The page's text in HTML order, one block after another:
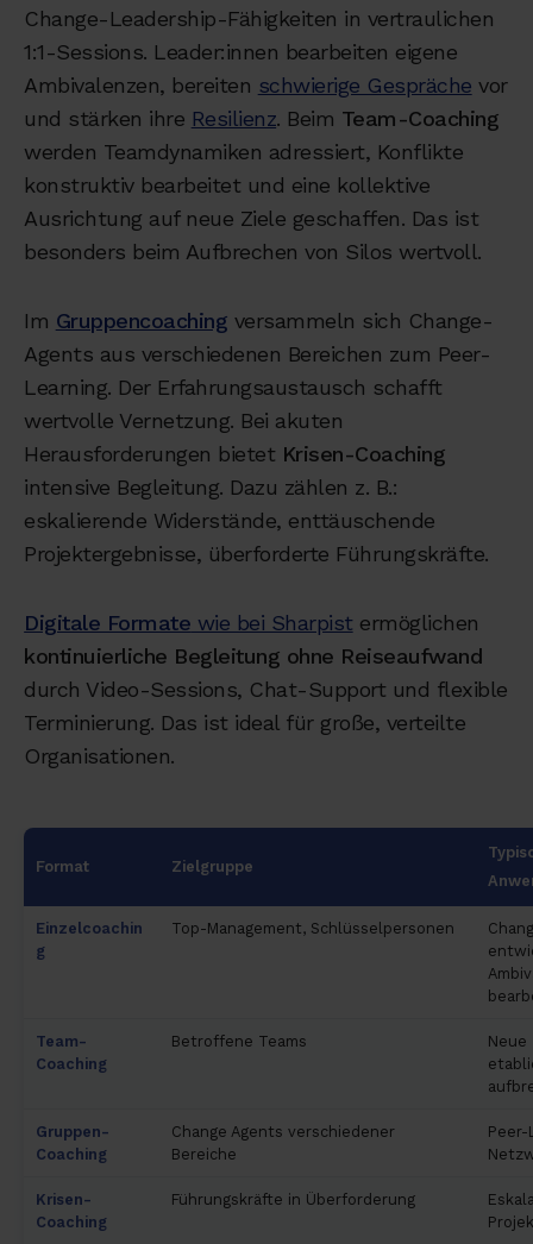
Change-Leadership-Fähigkeiten in vertraulichen
1:1-Sessions. Leader:innen bearbeiten eigene
Ambivalenzen, bereiten schwierige Gespräche vor
und stärken ihre Resilienz. Beim Team-Coaching
werden Teamdynamiken adressiert, Konflikte
konstruktiv bearbeitet und eine kollektive
Ausrichtung auf neue Ziele geschaffen. Das ist
besonders beim Aufbrechen von Silos wertvoll.
Im Gruppencoaching versammeln sich Change-
Agents aus verschiedenen Bereichen zum Peer-
Learning. Der Erfahrungsaustausch schafft
wertvolle Vernetzung. Bei akuten
Herausforderungen bietet Krisen-Coaching
intensive Begleitung. Dazu zählen z. B.:
eskalierende Widerstände, enttäuschende
Projektergebnisse, überforderte Führungskräfte.
Digitale Formate wie bei Sharpistermöglichen
kontinuierliche Begleitung ohne Reiseaufwand
durch Video-Sessions, Chat-Support und flexible
Terminierung. Das ist ideal für große, verteilte
Organisationen.
Format Zielgruppe
Einzelcoachin
g
Top-Management, Schlüsselpersonen
Team-
Coaching
Betroffene Teams
Neue
Gruppen-
Coaching
Change Agents verschiedener
Bereiche
Peer-
Krisen-
Coaching
Führungskräfte in Überforderung